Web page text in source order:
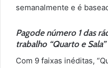
semanalmente e é
Pagode número 1 das
trabalho “Quarto e Sala”
Com 9 faixas inéditas,